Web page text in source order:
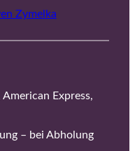
Zymelka
Express,
– bei Abholung